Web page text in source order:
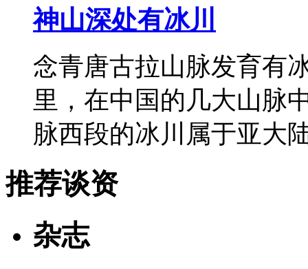
神山深处有冰川
念青唐古拉山脉发育有
里，在中国的几大山脉
脉西段的冰川属于亚
推荐谈资
杂志